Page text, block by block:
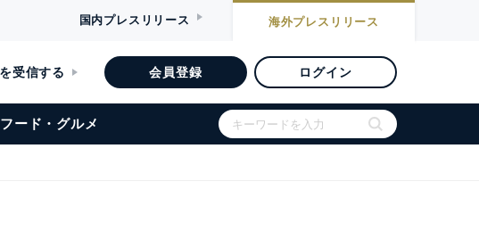
国内プレスリリース 海外プレスリリース
受信する 会員登録 ログイン
フード・グルメ